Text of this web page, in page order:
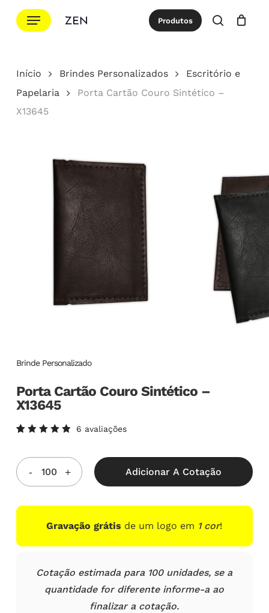
para
principal
Menu Produtos
procurar
Cotação Close
Início Brindes Personalizados
Escritório e
Papelaria
Porta Cartão Couro Sintético –
X13645
Brinde Personalizado
Porta Cartão Couro Sintético –
X13645
5.00de
5, com
baseado
em
clientes
6 avaliações
Adicionar A Cotação
Gravação grátis de um logo em 1 cor!
Cotação estimada para 100 unidades, se a
quantidade for diferente informe-a ao
finalizar a cotação.